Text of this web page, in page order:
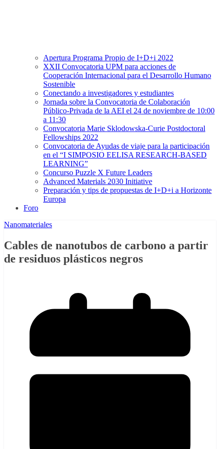
Apertura Programa Propio de I+D+i 2022
XXII Convocatoria UPM para acciones de
Cooperación Internacional para el Desarrollo Humano
Sostenible
Conectando a investigadores y estudiantes
Jornada sobre la Convocatoria de Colaboración
Público-Privada de la AEI el 24 de noviembre de 10:00
a 11:30
Convocatoria Marie Sklodowska-Curie Postdoctoral
Fellowships 2022
Convocatoria de Ayudas de viaje para la participación
en el “I SIMPOSIO EELISA RESEARCH-BASED
LEARNING”
Concurso Puzzle X Future Leaders
Advanced Materials 2030 Initiative
Preparación y tips de propuestas de I+D+i a Horizonte
Europa
Foro
Nanomateriales
Cables de nanotubos de carbono a partir
de residuos plásticos negros